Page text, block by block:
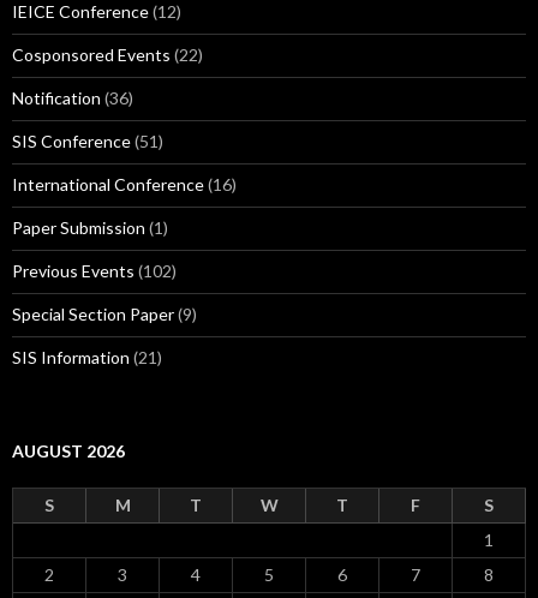
IEICE Conference(12)
Cosponsored Events (22)
Notification (36)
SIS Conference(51)
International Conference(16)
Paper Submission (1)
Previous Events (102)
Special Section Paper(9)
SIS Information (21)
AUGUST 2026
S M T W T F
S
1
2
3 4 5 6 7
8